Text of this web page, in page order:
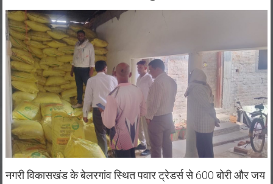
नगरी विकासखंड के बेलरगांव स्थित पवार ट्रेडर्स से 600 बोरी और जय